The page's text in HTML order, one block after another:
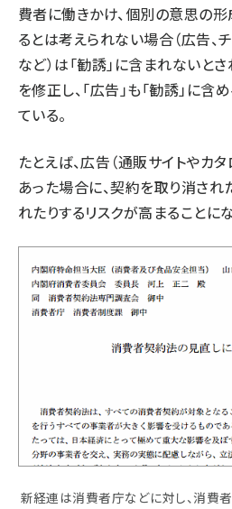
費者に働きかけ、個別の意思の
るとは考えられない場合（広告、
など）は「勧誘」に含まれないと
を修正し、「広告」も「勧誘」に
ている。
たとえば、広告（通販サイトやカ
あった場合に、契約を取り消され
れたりするリスクが高まることにな
新経連は消費者庁などに対し、消費